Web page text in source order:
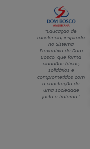
“Educação de
excelência, inspirada
no Sistema
Preventivo de Dom
Bosco, que forma
cidadãos éticos,
solidários e
comprometidos com
a construção de
uma sociedade
justa e fraterna.”